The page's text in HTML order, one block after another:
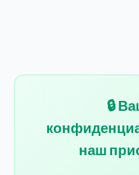
🔒
наш